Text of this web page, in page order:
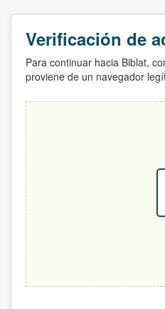
Verificación de
Para continuar hacia Biblat,
proviene de un navegador